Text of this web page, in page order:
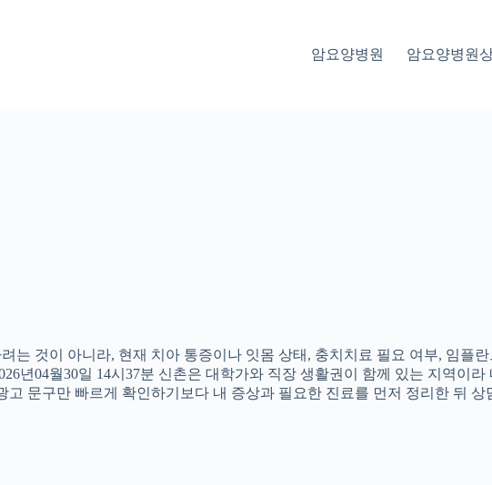
암요양병원 암요양병원
는 것이 아니라, 현재 치아 통증이나 잇몸 상태, 충치치료 필요 여부, 임플
년04월30일 14시37분 신촌은 대학가와 직장 생활권이 함께 있는 지역이
문구만 빠르게 확인하기보다 내 증상과 필요한 진료를 먼저 정리한 뒤